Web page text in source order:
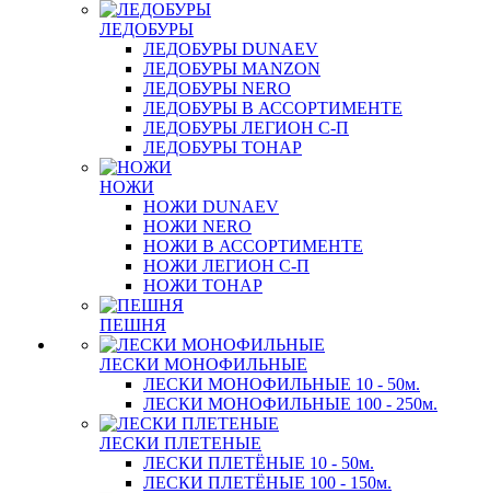
ЛЕДОБУРЫ
ЛЕДОБУРЫ DUNAEV
ЛЕДОБУРЫ MANZON
ЛЕДОБУРЫ NERO
ЛЕДОБУРЫ В АССОРТИМЕНТЕ
ЛЕДОБУРЫ ЛЕГИОН С-П
ЛЕДОБУРЫ ТОНАР
НОЖИ
НОЖИ DUNAEV
НОЖИ NERO
НОЖИ В АССОРТИМЕНТЕ
НОЖИ ЛЕГИОН С-П
НОЖИ ТОНАР
ПЕШНЯ
ЛЕСКИ МОНОФИЛЬНЫЕ
ЛЕСКИ МОНОФИЛЬНЫЕ 10 - 50м.
ЛЕСКИ МОНОФИЛЬНЫЕ 100 - 250м.
ЛЕСКИ ПЛЕТЕНЫЕ
ЛЕСКИ ПЛЕТЁНЫЕ 10 - 50м.
ЛЕСКИ ПЛЕТЁНЫЕ 100 - 150м.